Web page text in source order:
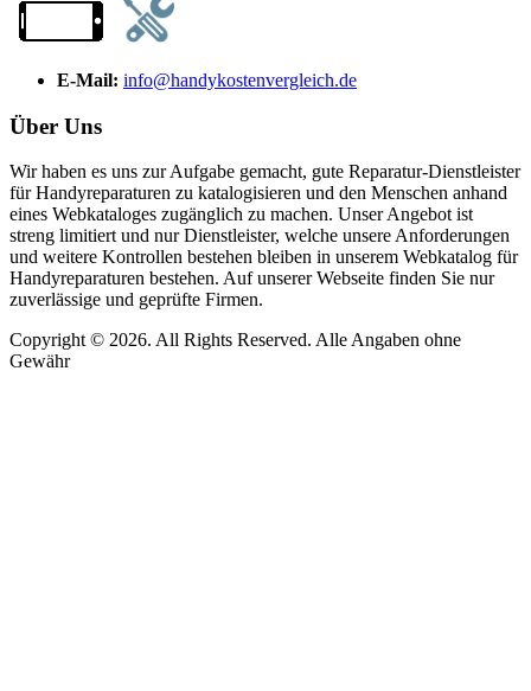
E-Mail: info@handykostenvergleich.de
Über Uns
Wir haben es uns zur Aufgabe gemacht, gute Reparatur-Dienstleister
für Handyreparaturen zu katalogisieren und den Menschen anhand
eines Webkataloges zugänglich zu machen. Unser Angebot ist
streng limitiert und nur Dienstleister, welche unsere Anforderungen
und weitere Kontrollen bestehen bleiben in unserem Webkatalog für
Handyreparaturen bestehen. Auf unserer Webseite finden Sie nur
zuverlässige und geprüfte Firmen.
Copyright © 2026. All Rights Reserved. Alle Angaben ohne
Gewähr